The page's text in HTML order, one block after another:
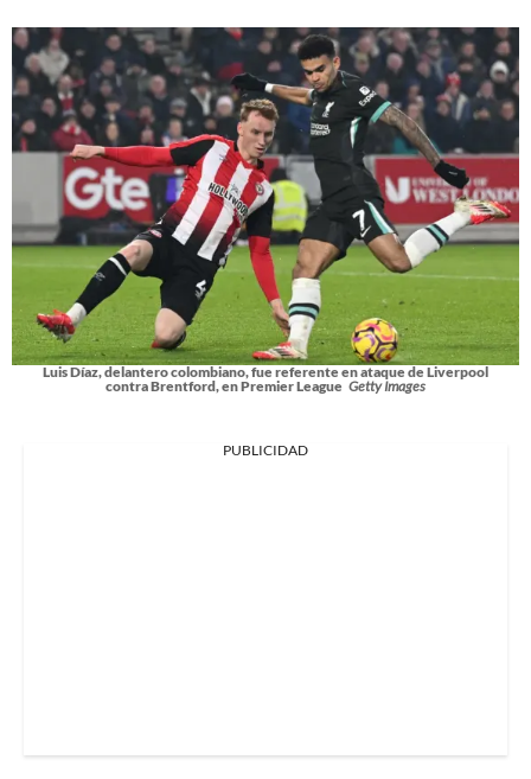
Luis Díaz, delantero colombiano, fue referente en ataque de Liverpool
contra Brentford, en Premier League Getty Images
PUBLICIDAD